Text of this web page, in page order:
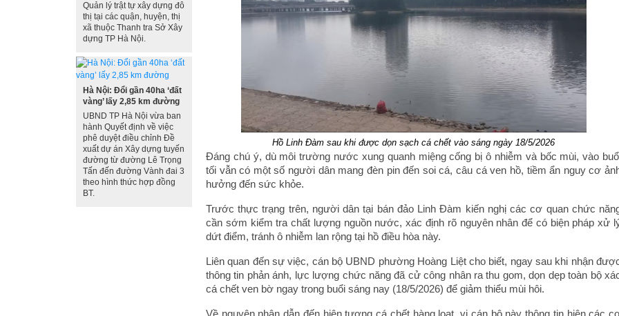
Quản lý trật tự xây dựng đô
thị tại các quận, huyện, thị
xã thuộc Thanh tra Sở Xây
dựng TP Hà Nội.
Hà Nội: Đổi gần 40ha ‘đất
vàng’ lấy 2,85 km đường
UBND TP Hà Nội vừa ban
hành Quyết định về việc
phê duyệt điều chỉnh Đề
xuất dự án Xây dựng tuyến
đường từ đường Lê Trọng
Tấn đến đường Vành đai 3
theo hình thức hợp đồng
BT.
Hồ Linh Đàm sau khi được dọn sạch cá chết vào sáng ngày 18/5/2026
Đáng chú ý, dù môi trường nước xung quanh miệng cống bị ô nhiễm và bốc mùi, vào
tối vẫn có một số người dân mang đèn pin đến soi cá, câu cá ven hồ, tiềm ẩn nguy cơ
hưởng đến sức khỏe.
Trước thực trạng trên, người dân tại bán đảo Linh Đàm kiến nghị các cơ quan chức
cần sớm kiểm tra chất lượng nguồn nước, xác định rõ nguyên nhân để có biện pháp xử
dứt điểm, tránh ô nhiễm lan rộng tại hồ điều hòa này.
Liên quan đến sự việc, cán bộ UBND phường Hoàng Liệt cho biết, ngay sau khi nhận
thông tin phản ánh, lực lượng chức năng đã cử công nhân ra thu gom, dọn dẹp toàn bộ
cá chết ven bờ ngay trong buổi sáng nay (18/5/2026) để giảm thiểu mùi hôi.